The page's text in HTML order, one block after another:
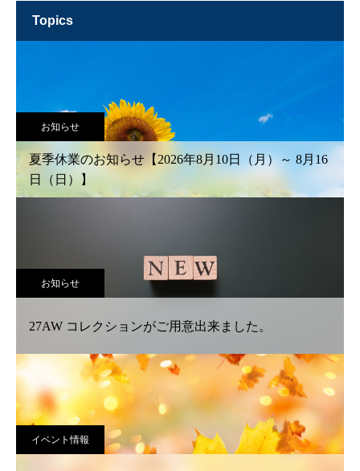
topics
お知らせ
夏季休業のお知らせ【2026年8月10日（月）～ 8月16
日（日）】
お知らせ
27AW コレクションがご用意出来ました。
イベント情報